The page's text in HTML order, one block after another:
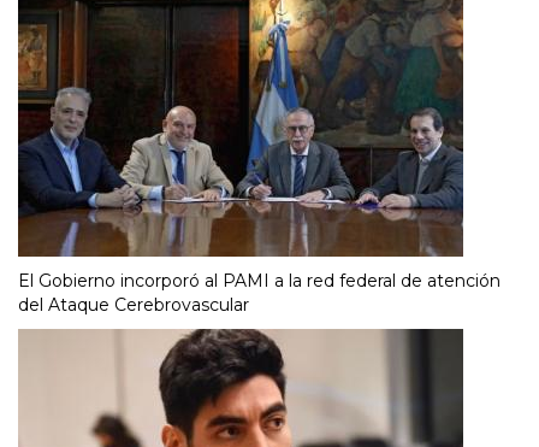
El Gobierno incorporó al PAMI a la red federal de atención
del Ataque Cerebrovascular